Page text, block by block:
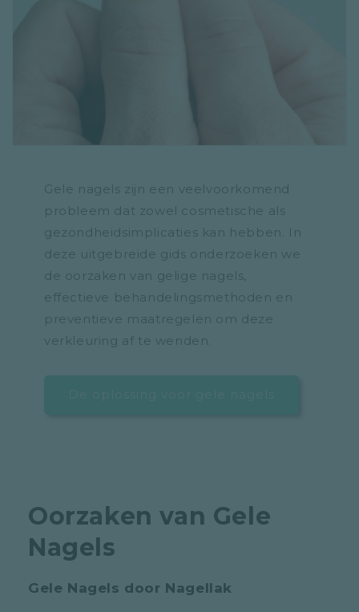
Gele nagels zijn een veelvoorkomend
probleem dat zowel cosmetische als
gezondheidsimplicaties kan hebben. In
deze uitgebreide gids onderzoeken we
de oorzaken van gelige nagels,
effectieve behandelingsmethoden en
preventieve maatregelen om deze
verkleuring af te wenden.
Oorzaken van Gele
Nagels
Gele Nagels door Nagellak